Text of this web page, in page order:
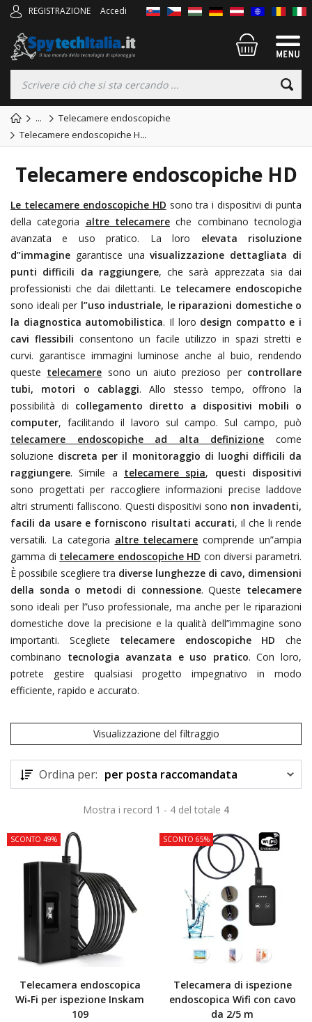
REGISTRAZIONE Accedi
...
Telecamere endoscopiche
Telecamere endoscopiche H...
Telecamere endoscopiche HD
Le telecamere endoscopiche HD sono tra i dispositivi di punta
della categoria altre telecamere che combinano tecnologia
avanzata e uso pratico. La loro elevata risoluzione
d”immagine garantisce unavisualizzazione dettagliata di
punti difficili da raggiungere, che sarà apprezzata sia dai
professionisti che dai dilettanti. Le telecamere endoscopiche
sono ideali per l”uso industriale, le riparazioni domestiche o
la diagnostica automobilistica. Il loro design compatto e i
cavi flessibili consentono un facile utilizzo in spazi stretti e
curvi. garantisce immagini luminose anche al buio, rendendo
queste telecamere sono un aiuto prezioso per controllare
tubi, motori o cablaggi. Allo stesso tempo, offrono la
possibilità di collegamento diretto a dispositivi mobili o
computer, facilitando il lavoro sul campo. Sul campo, può
telecamere endoscopiche ad alta definizione come
soluzione discreta per il monitoraggio di luoghi difficili da
raggiungere. Simile a telecamere spia, questi dispositivi
sono progettati per raccogliere informazioni precise laddove
altri strumenti falliscono. Questi dispositivi sono non invadenti,
facili da usare e forniscono risultati accurati, il che li rende
versatili. La categoria altre telecamere comprende un”ampia
gamma di telecamere endoscopiche HD con diversi parametri.
È possibile scegliere tra diverse lunghezze di cavo, dimensioni
della sonda o metodi di connessione. Queste telecamere
sono ideali per l”uso professionale, ma anche per le riparazioni
domestiche dove la precisione e la qualità dell”immagine sono
importanti. Scegliete telecamere endoscopiche HD che
combinano tecnologia avanzata e uso pratico. Con loro,
potrete gestire qualsiasi progetto impegnativo in modo
efficiente, rapido e accurato.
Visualizzazione del filtraggio
Ordina per: per posta raccomandata
Mostra i record 1 - 4 del totale 4
SCONTO 49%
Telecamera endoscopica
Wi‑Fi per ispezione Inskam
109
SCONTO 65%
Telecamera di ispezione
endoscopica Wifi con cavo
da 2/5 m